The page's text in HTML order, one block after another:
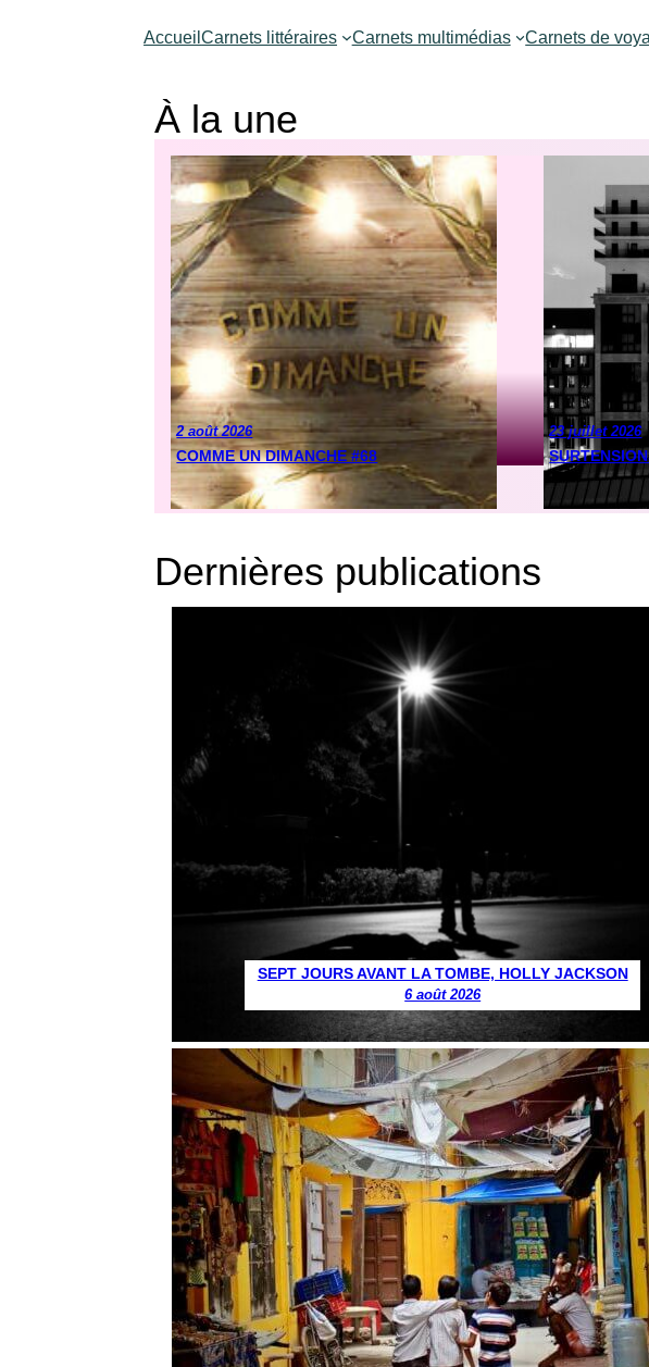
AccueilCarnets littéraires Carnets multimédias Carnets de
À la une
2 août 2026
COMME UN DIMANCHE #68
23 juillet 2026
Dernières publications
SEPT JOURS AVANT LA TOMBE, HOLLY JACKSON
6 août 2026